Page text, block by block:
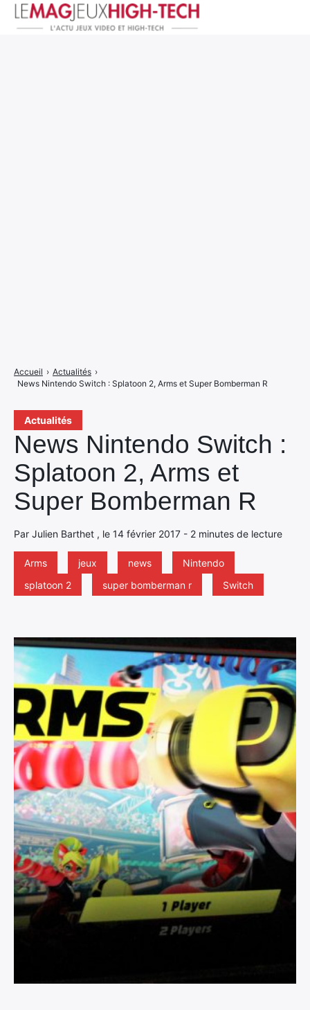
Actualités
News Nintendo Switch :
Splatoon 2, Arms et
Super Bomberman R
Par Julien Barthet , le 14 février 2017 - 2 minutes de lecture
Arms jeux news
Nintendo
splatoon 2
super bomberman r Switch
Accueil › Actualités ›
News Nintendo Switch : Splatoon 2, Arms et Super Bomberman R